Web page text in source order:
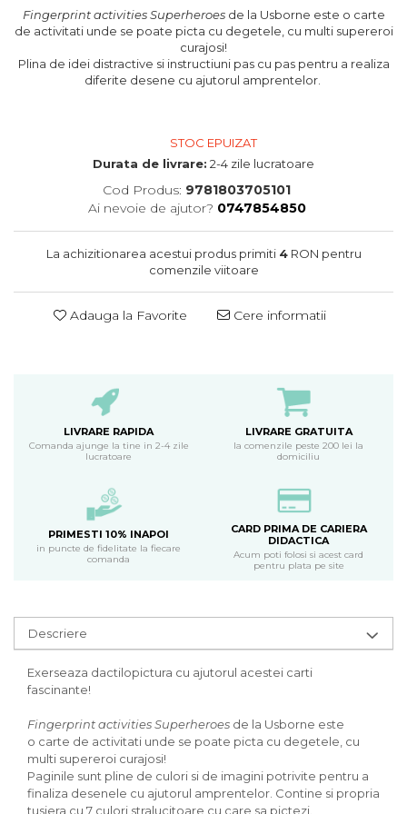
oceane
Fingerprint activities Superheroes de la Usborne este o carte
de activitati unde se poate picta cu degetele, cu multi supereroi
curajosi!
Plina de idei distractive si instructiuni pas cu pas pentru a realiza
diferite desene cu ajutorul amprentelor.
STOC EPUIZAT
Durata de livrare: 2-4 zile lucratoare
Cod Produs: 9781803705101
Ai nevoie de ajutor? 0747854850
La achizitionarea acestui produs primiti 4RON pentru
comenzile viitoare
Adauga la Favorite Cere informatii
LIVRARE RAPIDA
Comanda ajunge la tine in 2-4 zile
lucratoare
LIVRARE GRATUITA
la comenzile peste 200 lei la
domiciliu
PRIMESTI 10% INAPOI
in puncte de fidelitate la fiecare
comanda
CARD PRIMA DE CARIERA
DIDACTICA
Acum poti folosi si acest card
pentru plata pe site
Descriere
Exerseaza dactilopictura cu ajutorul acestei carti
fascinante!
Fingerprint activities Superheroes de la Usborne este
o carte de activitati unde se poate picta cu degetele, cu
multi supereroi curajosi!
Paginile sunt pline de culori si de imagini potrivite pentru a
finaliza desenele cu ajutorul amprentelor. Contine si propria
tusiera cu 7 culori stralucitoare cu care sa pictezi.